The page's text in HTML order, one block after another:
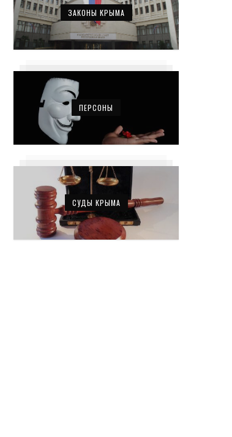
ЗАКОНЫ КРЫМА
ПЕРСОНЫ
СУДЫ КРЫМА